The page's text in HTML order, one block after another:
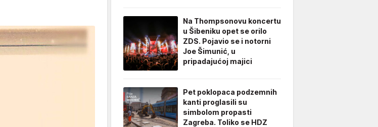
Na Thompsonovu koncertu
u Šibeniku opet se orilo
ZDS. Pojavio se i notorni
Joe Šimunić, u
pripadajućoj majici
Pet poklopaca podzemnih
kanti proglasili su
simbolom propasti
Zagreba. Toliko se HDZ